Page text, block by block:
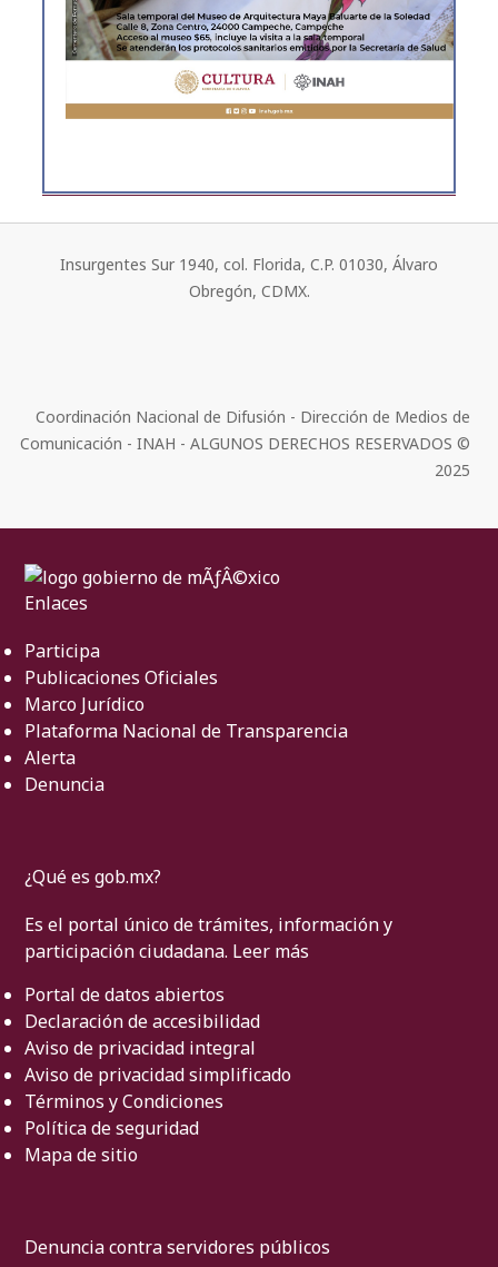
Insurgentes Sur 1940, col. Florida, C.P. 01030, Álvaro
Obregón, CDMX.
Coordinación Nacional de Difusión - Dirección de Medios de
Comunicación - INAH - ALGUNOS DERECHOS RESERVADOS ©
2025
Enlaces
Participa
Publicaciones Oficiales
Marco Jurídico
Plataforma Nacional de Transparencia
Alerta
Denuncia
¿Qué es gob.mx?
Es el portal único de trámites, información y
participación ciudadana. Leer más
Portal de datos abiertos
Declaración de accesibilidad
Aviso de privacidad integral
Aviso de privacidad simplificado
Términos y Condiciones
Política de seguridad
Mapa de sitio
Denuncia contra servidores públicos